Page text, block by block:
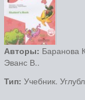
Авторы: Баранова
Эванс В..
Тип: Учебник.